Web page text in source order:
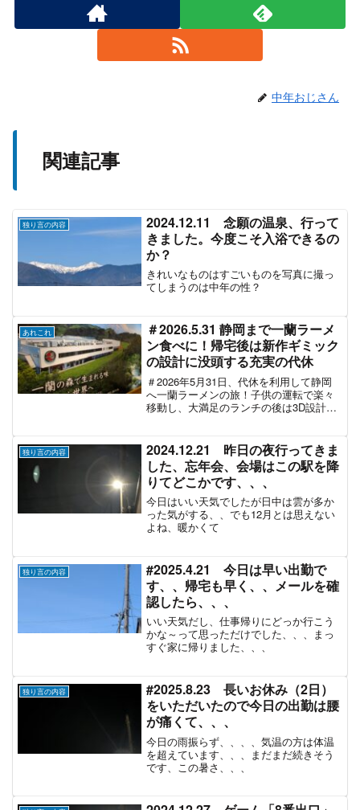
中年おじさん
関連記事
独り言の内容
2024.12.11 念願の温泉、行って
きました。今度こそ入浴できるの
か？
きれいなものはすごいものを写真に撮っ
てしまうのは中年の性？
あれこれ
＃2026.5.31 静岡まで一蘭ラーメ
ン食べに！帰宅後は新作ギミック
の設計に没頭する充実の代休
＃2026年5月31日、代休を利用して静岡
へ一蘭ラーメンの旅！子供の運転で楽々
移動し、大満足のランチの後は3D設計で
独り言の内容
2024.12.21 昨日の夜行ってきま
した、忘年会、会場はこの駅を降
りてどこかです、、、
今日はいい天気でしたが日中は雲が多か
った気がする、、でも12月とは思えない
よね、暖かくて
独り言の内容
#2025.4.21 今日は早い出勤で
す、、帰宅も早く、、メールを確
認したら、、、
いい天気だし、仕事帰りにどっか行こう
かな～って思っただけでした、、、まっ
すぐ家に帰りました、、、
独り言の内容
#2025.8.23 長いお休み（2日）
をいただいたので今日の出勤は腰
が痛くて、、、
今日の雨振らず、、、、気温の方は体温
を超えています、、、まだまだ続きそう
です、この暑さ、、、